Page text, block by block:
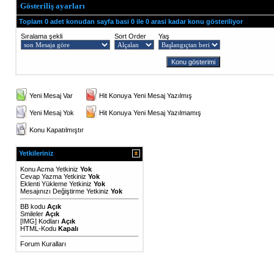
Gösteriliş ayarları
Toplam 0 adet konudan sayfa basi 0 ile 0 arasi kadar konu gösteriliyor
Sıralama şekli
Sort Order Yaş
Yeni Mesaj Var Hit Konuya Yeni Mesaj Yazılmış
Yeni Mesaj Yok Hit Konuya Yeni Mesaj Yazılmamış
Konu Kapatılmıştır
Yetkileriniz
Konu Acma Yetkiniz Yok
Cevap Yazma Yetkiniz Yok
Eklenti Yükleme Yetkiniz Yok
Mesajınızı Değiştirme Yetkiniz Yok
BB kodu Açık
Smileler Açık
[IMG] Kodları Açık
HTML-Kodu Kapalı
Forum Kuralları